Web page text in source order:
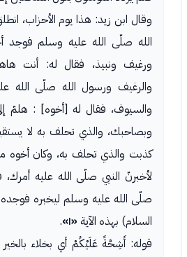
وقال ابن زيد: هذا يوم الأحزاب،
الله صلّى الله عليه وسلم فوجد
ورغيف ونبيذ، فقال له: أنت
والرغيف ورسول الله صلّى الله
والسيوف، فقال له [أخوه] : هلمّ
وبصاحبك، والذي تحلف به لا
كذبت والذي تحلف به، وكان أخوه من
لأخبرنّ النبي صلّى الله عليه
صلّى الله عليه وسلم ليخبره فوجده
السلام) بهذه الآية «١» .
قوله: أَشِحَّةً عَلَيْكُمْ أي بخلاء بالخير